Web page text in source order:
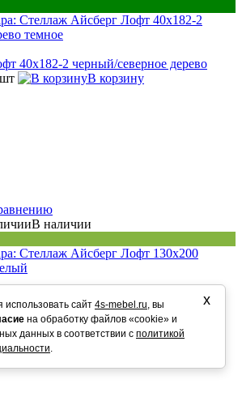
40х182-2 черный/северное дерево
В корзину
В наличии
130х200 Золотой/дуб крафт белый
В корзину
использовать сайт 4s-mebel.ru, вы
на обработку файлов «cookie» и
данных в соответствии с политикой
.
х